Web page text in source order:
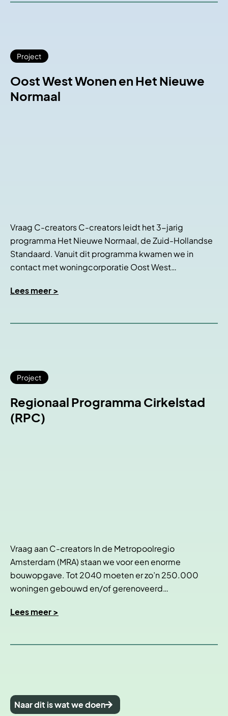
Project
Oost West Wonen en Het Nieuwe
Normaal
Vraag C-creators C-creators leidt het 3-jarig
programma Het Nieuwe Normaal, de Zuid-Hollandse
Standaard. Vanuit dit programma kwamen we in
contact met woningcorporatie Oost West…
Lees meer >
Project
Regionaal Programma Cirkelstad
(RPC)
Vraag aan C-creators In de Metropoolregio
Amsterdam (MRA) staan we voor een enorme
bouwopgave. Tot 2040 moeten er zo’n 250.000
woningen gebouwd en/of gerenoveerd…
Lees meer >
Naar dit is wat we doen